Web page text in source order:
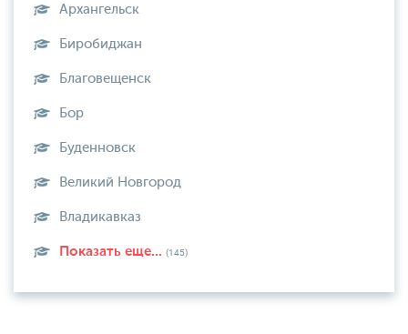
Архангельск
Биробиджан
Благовещенск
Бор
Буденновск
Великий Новгород
Владикавказ
Показать еще... (145)